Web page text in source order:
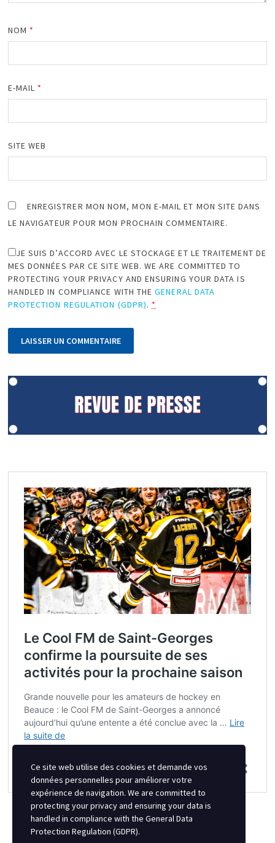
NOM *
E-MAIL *
SITE WEB
ENREGISTRER MON NOM, MON E-MAIL ET MON SITE DANS
LE NAVIGATEUR POUR MON PROCHAIN COMMENTAIRE.
JE SUIS D’ACCORD AVEC LE STOCKAGE ET LE TRAITEMENT DE
MES DONNÉES PAR CE SITE WEB. WE ARE COMMITTED TO
PROTECTING YOUR PRIVACY AND ENSURING YOUR DATA IS
HANDLED IN COMPLIANCE WITH THEGENERAL DATA
PROTECTION REGULATION (GDPR). *
Ce site web utilise des cookies et demande vos
données personnelles pour améliorer votre
expérience de navigation. We are committed to
protecting your privacy and ensuring your data is
handled in compliance with the General Data
Protection Regulation (GDPR).